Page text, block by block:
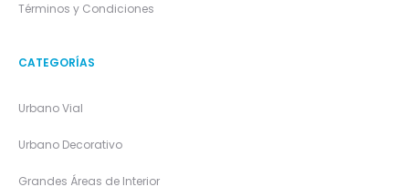
Términos y Condiciones
CATEGORÍAS
Urbano Vial
Urbano Decorativo
Grandes Áreas de Interior